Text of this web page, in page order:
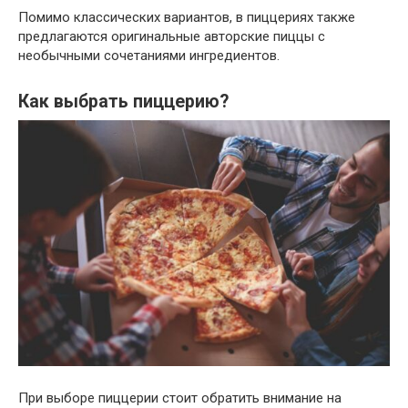
Помимо классических вариантов, в пиццериях также
предлагаются оригинальные авторские пиццы с
необычными сочетаниями ингредиентов.
Как выбрать пиццерию?
При выборе пиццерии стоит обратить внимание на